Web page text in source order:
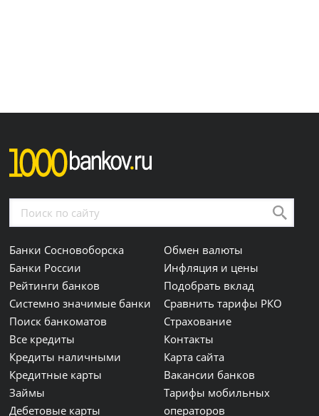
Банки Сосновоборска
Банки России
Рейтинги банков
Системно значимые банки
Поиск банкоматов
Все кредиты
Кредиты наличными
Кредитные карты
Займы
Дебетовые карты
Обмен валюты
Инфляция и цены
Подобрать вклад
Сравнить тарифы РКО
Страхование
Контакты
Карта сайта
Вакансии банков
Тарифы мобильных
операторов